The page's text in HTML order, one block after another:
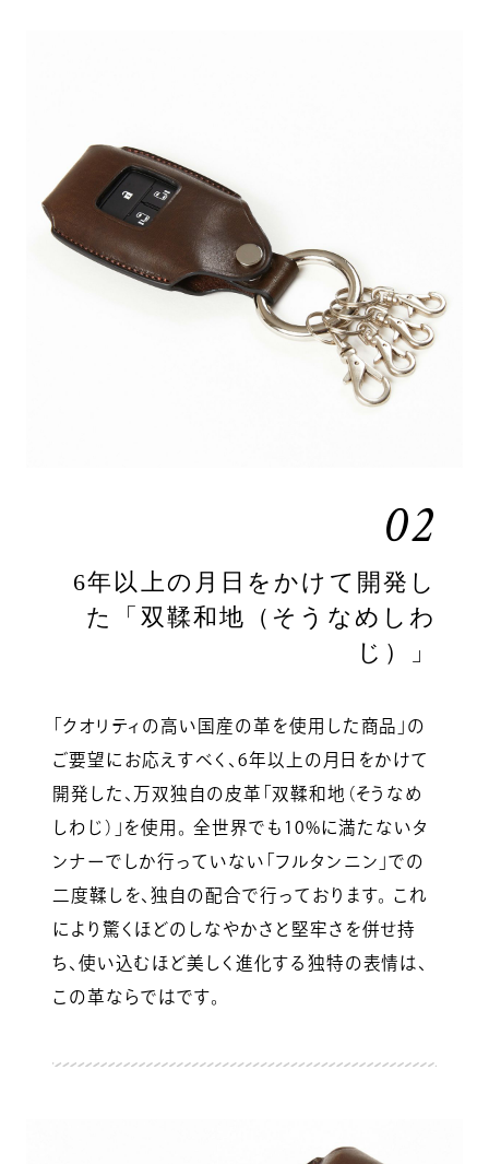
02
6年以上の月日をかけて開発し
た「双鞣和地（そうなめしわ
じ）」
「クオリティの高い国産の革を使用した商品」の
ご要望にお応えすべく、6年以上の月日をかけて
開発した、万双独自の皮革「双鞣和地（そうなめ
しわじ）」を使用。 全世界でも10%に満たないタ
ンナーでしか行っていない「フルタンニン」での
二度鞣しを、独自の配合で行っております。 これ
により驚くほどのしなやかさと堅牢さを併せ持
ち、使い込むほど美しく進化する独特の表情は、
この革ならではです。